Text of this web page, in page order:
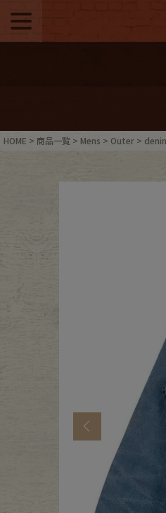
ログイン・会員登録
店舗紹介
Bottoms
HOME 商品一覧 Mens Outer